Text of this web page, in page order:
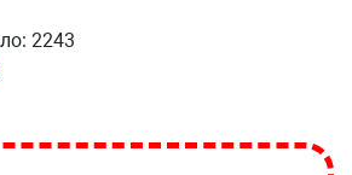
2243